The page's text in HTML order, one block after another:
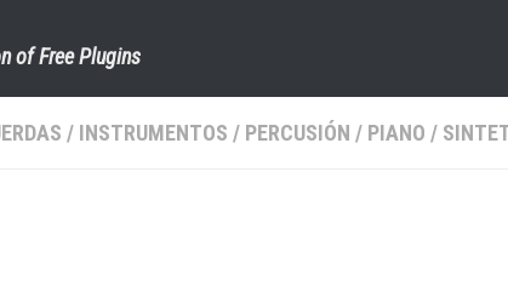
of Free Plugins
/ INSTRUMENTOS / PERCUSIÓN / PIANO /